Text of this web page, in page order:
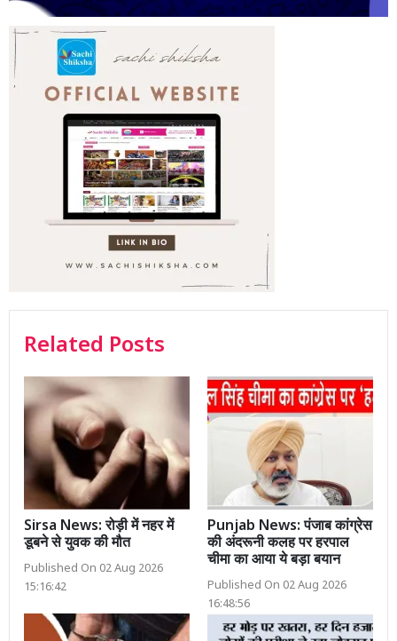
Related Posts
Sirsa News: रोड़ी में नहर में
डूबने से युवक की मौत
Published On 02 Aug 2026
15:16:42
Punjab News: पंजाब कांग्रेस
की अंदरूनी कलह पर हरपाल
चीमा का आया ये बड़ा बयान
Published On 02 Aug 2026
16:48:56